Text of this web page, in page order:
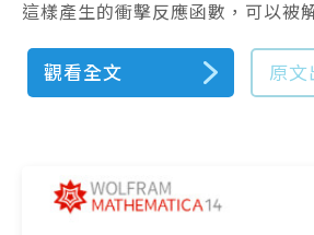
這樣產生的衝擊反應函數，可以被
果效應。
觀看全文 原文